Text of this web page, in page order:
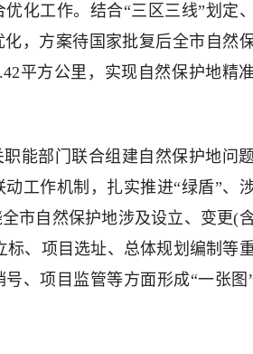
化工作。结合“三区三线”划定
，方案待国家批复后全市自然
平方公里，实现自然保护地精
能部门联合组建自然保护地问
工作机制，扎实推进“绿盾”、
市自然保护地涉及设立、变更(
、项目选址、总体规划编制等
、项目监管等方面形成“一张图